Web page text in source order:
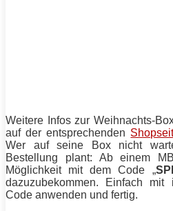
Weitere Infos zur Weihnachts-
auf der entsprechenden
Wer auf seine Box nicht
Bestellung plant: Ab einem
Möglichkeit mit dem Code „
dazuzubekommen. Einfach
Code anwenden und fertig.